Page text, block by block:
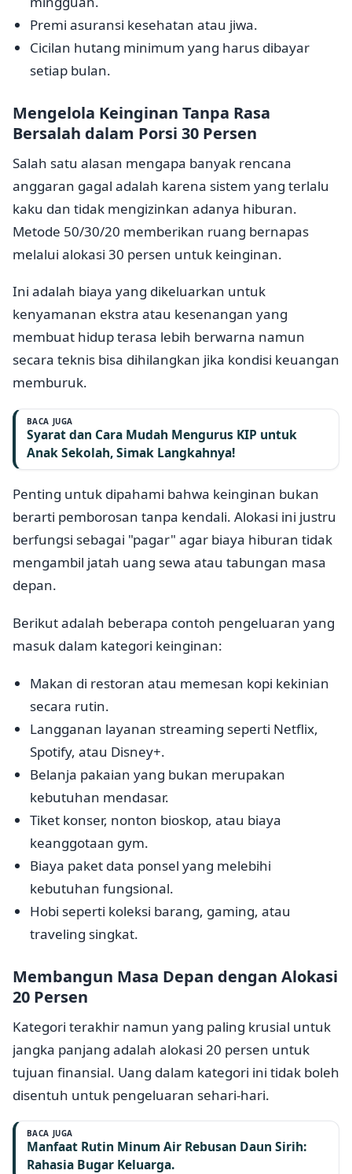
Premi asuransi kesehatan atau jiwa.
Cicilan hutang minimum yang harus dibayar
setiap bulan.
Mengelola Keinginan Tanpa Rasa
Bersalah dalam Porsi 30 Persen
Salah satu alasan mengapa banyak rencana
anggaran gagal adalah karena sistem yang terlalu
kaku dan tidak mengizinkan adanya hiburan.
Metode 50/30/20 memberikan ruang bernapas
melalui alokasi 30 persen untuk keinginan.
Ini adalah biaya yang dikeluarkan untuk
kenyamanan ekstra atau kesenangan yang
membuat hidup terasa lebih berwarna namun
secara teknis bisa dihilangkan jika kondisi keuangan
memburuk.
BACA JUGA
Syarat dan Cara Mudah Mengurus KIP untuk
Anak Sekolah, Simak Langkahnya!
Penting untuk dipahami bahwa keinginan bukan
berarti pemborosan tanpa kendali. Alokasi ini justru
berfungsi sebagai "pagar" agar biaya hiburan tidak
mengambil jatah uang sewa atau tabungan masa
depan.
Berikut adalah beberapa contoh pengeluaran yang
masuk dalam kategori keinginan:
Makan di restoran atau memesan kopi kekinian
secara rutin.
Langganan layanan streaming seperti Netflix,
Spotify, atau Disney+.
Belanja pakaian yang bukan merupakan
kebutuhan mendasar.
Tiket konser, nonton bioskop, atau biaya
keanggotaan gym.
Biaya paket data ponsel yang melebihi
kebutuhan fungsional.
Hobi seperti koleksi barang, gaming, atau
traveling singkat.
Membangun Masa Depan dengan Alokasi
20 Persen
Kategori terakhir namun yang paling krusial untuk
jangka panjang adalah alokasi 20 persen untuk
tujuan finansial. Uang dalam kategori ini tidak boleh
disentuh untuk pengeluaran sehari-hari.
BACA JUGA
Manfaat Rutin Minum Air Rebusan Daun Sirih:
Rahasia Bugar Keluarga.